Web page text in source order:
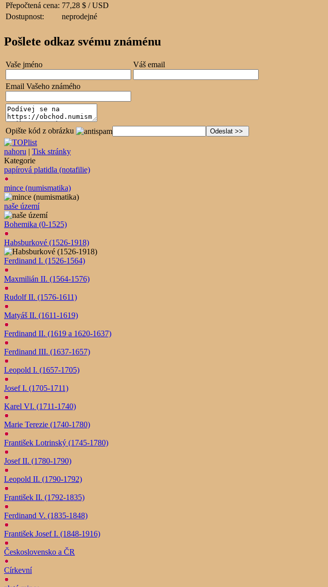
Přepočtená cena: 77,28 $ / USD
Dostupnost:
neprodejné
Pošlete odkaz svému známénu
Vaše jméno Váš email
Email Vašeho známého
Opište kód z obrázku
nahoru | Tisk stránky
Kategorie
papírová platidla (notafilie)
mince (numismatika)
naše území
Bohemika (0-1525)
Habsburkové (1526-1918)
Ferdinand I. (1526-1564)
Maxmilián II. (1564-1576)
Rudolf II. (1576-1611)
Matyáš II. (1611-1619)
Ferdinand II. (1619 a 1620-1637)
Ferdinand III. (1637-1657)
Leopold I. (1657-1705)
Josef I. (1705-1711)
Karel VI. (1711-1740)
Marie Terezie (1740-1780)
František Lotrinský (1745-1780)
Josef II. (1780-1790)
Leopold II. (1790-1792)
František II. (1792-1835)
Ferdinand V. (1835-1848)
František Josef I. (1848-1916)
Československo a ČR
Církevní